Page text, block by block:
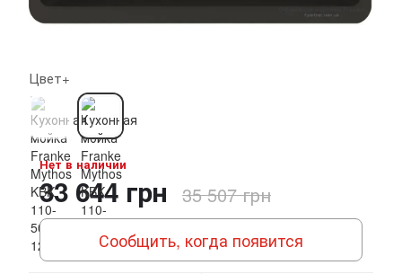
Цвет+
Нет в наличии
33 644 грн 35 507 грн
Сообщить, когда появится